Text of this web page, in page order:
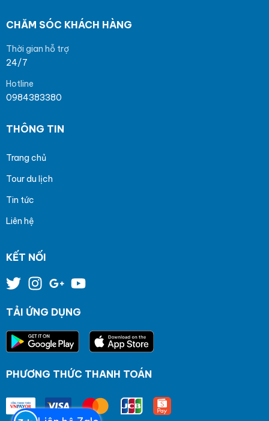
CHĂM SÓC KHÁCH HÀNG
Thời gian hỗ trợ
24/7
Hotline
0984383380
THÔNG TIN
Trang chủ
Tour du lịch
Tin tức
Liên hệ
KẾT NỐI
TẢI ỨNG DỤNG
PHƯƠNG THỨC THANH TOÁN